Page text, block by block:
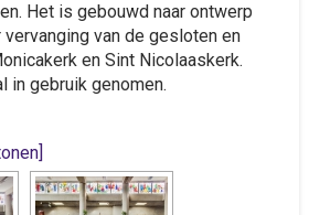
Het is gebouwd naar ontwerp
vervanging van de gesloten en
en Sint Nicolaaskerk.
in gebruik genomen.